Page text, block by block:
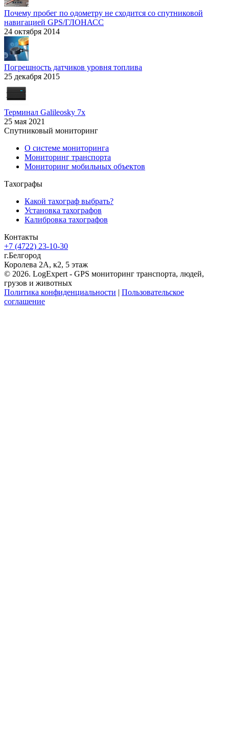
Почему пробег по одометру не сходится со спутниковой
навигацией GPS/ГЛОНАСС
24 октября 2014
Погрешность датчиков уровня топлива
25 декабря 2015
Терминал Galileosky 7x
25 мая 2021
Спутниковый мониторинг
О системе мониторинга
Мониторинг транспорта
Мониторинг мобильных объектов
Тахографы
Какой тахограф выбрать?
Установка тахографов
Калибровка тахографов
Контакты
+7 (4722) 23-10-30
г.Белгород
Королева 2А, к2, 5 этаж
© 2026. LogExpert - GPS мониторинг транспорта, людей,
грузов и животных
Политика конфиденциальности | Пользовательское
соглашение